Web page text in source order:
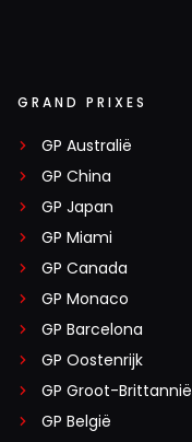
GRAND PRIXES
GP Australië
GP China
GP Japan
GP Miami
GP Canada
GP Monaco
GP Barcelona
GP Oostenrijk
GP Groot-Brittannië
GP België